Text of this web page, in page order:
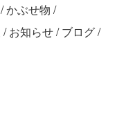
かぶせ物
お知らせ ブログ